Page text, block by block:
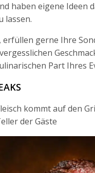
haben eigene Ideen
lassen.
erfüllen gerne Ihre
Part Ihres
kommt auf den
der Gäste